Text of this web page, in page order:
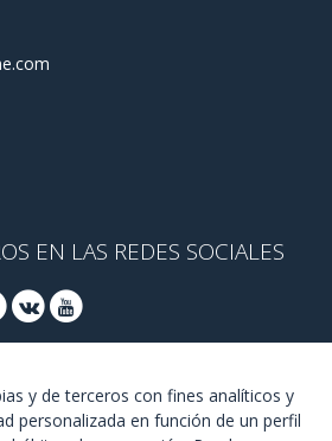
EN LAS REDES SOCIALES
OFERTAS DE ÚLTIMO
y de terceros con fines analíticos y
personalizada en función de un perfil